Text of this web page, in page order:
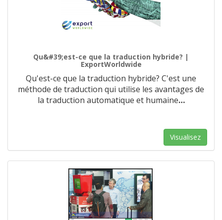
Qu&#39;est-ce que la traduction hybride? |
ExportWorldwide
Qu'est-ce que la traduction hybride? C'est une
méthode de traduction qui utilise les avantages de
la traduction automatique et humaine…
Visualisez